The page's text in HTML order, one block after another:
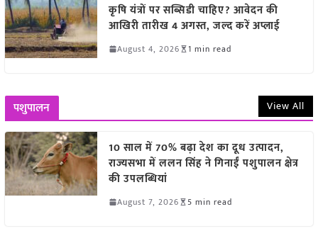
कृषि यंत्रों पर सब्सिडी चाहिए? आवेदन की
आखिरी तारीख 4 अगस्त, जल्द करें अप्लाई
August 4, 2026 1 min read
पशुपालन View All
10 साल में 70% बढ़ा देश का दूध उत्पादन,
राज्यसभा में ललन सिंह ने गिनाईं पशुपालन क्षेत्र
की उपलब्धियां
August 7, 2026 5 min read